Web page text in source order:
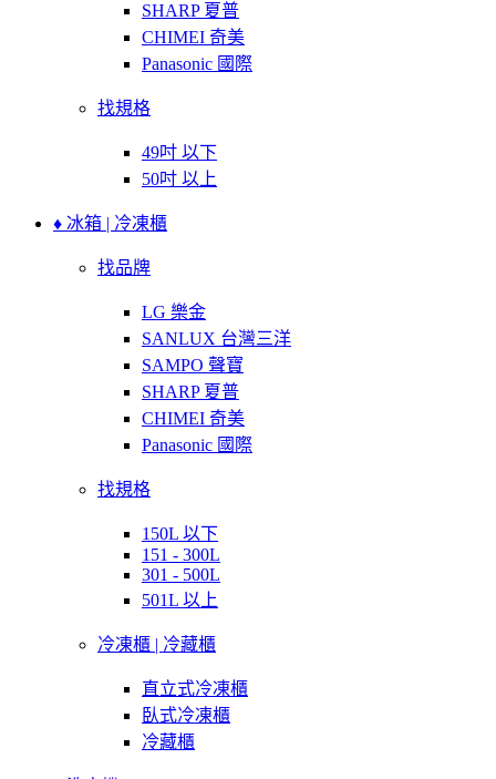
SHARP 夏普
CHIMEI 奇美
Panasonic 國際
找規格
49吋 以下
50吋 以上
♦ 冰箱 | 冷凍櫃
找品牌
LG 樂金
SANLUX 台灣三洋
SAMPO 聲寶
SHARP 夏普
CHIMEI 奇美
Panasonic 國際
找規格
150L 以下
151 - 300L
301 - 500L
501L 以上
冷凍櫃 | 冷藏櫃
直立式冷凍櫃
臥式冷凍櫃
冷藏櫃